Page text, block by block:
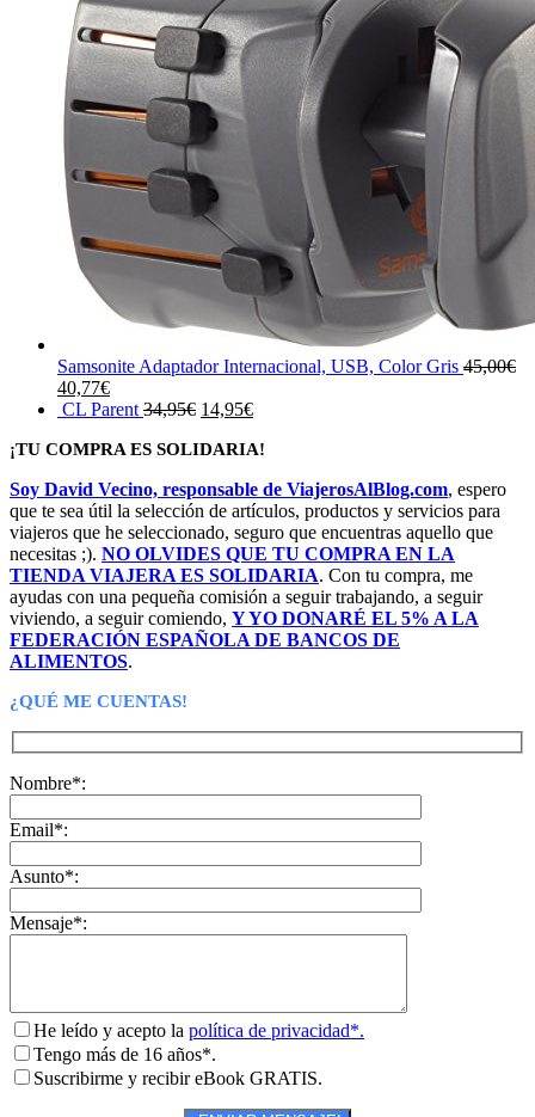
Samsonite Adaptador Internacional, USB, Color Gris 45,00€
El
precio
era:
40,77€El
precio
es:
CL Parent 34,95€ El
original
34,95€.
14,95€El
actual
14,95€.
¡TU COMPRA ES SOLIDARIA!
Soy David Vecino, responsable de ViajerosAlBlog.com, espero
que te sea útil la selección de artículos, productos y servicios para
viajeros que he seleccionado, seguro que encuentras aquello que
necesitas ;). NO OLVIDES QUE TU COMPRA EN LA
TIENDA VIAJERA ES SOLIDARIA. Con tu compra, me
ayudas con una pequeña comisión a seguir trabajando, a seguir
viviendo, a seguir comiendo, Y YO DONARÉ EL 5% A LA
FEDERACIÓN ESPAÑOLA DE BANCOS DE
ALIMENTOS.
¿QUÉ ME CUENTAS!
Nombre*:
Email*:
Asunto*:
Mensaje*:
He leído y acepto la política de privacidad*.
Tengo más de 16 años*.
Suscribirme y recibir eBook GRATIS.